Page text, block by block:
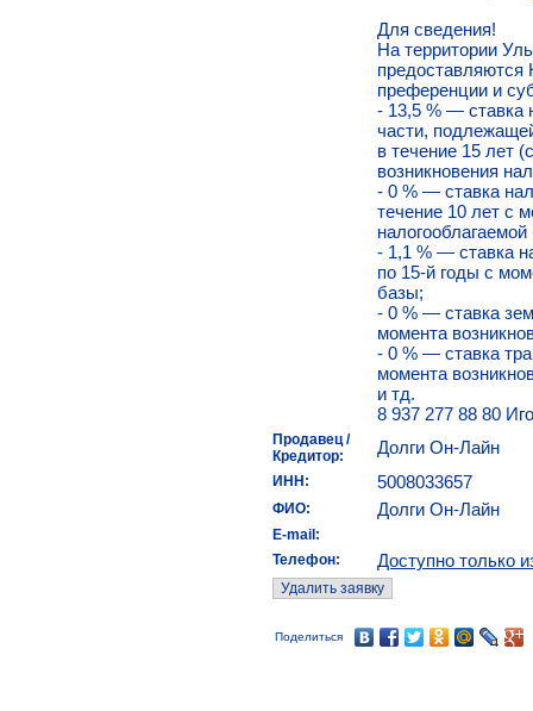
Для сведения!
На территории
предоставляются
преференции и
- 13,5 % — ставка
части,
в течение 15 лет
возникновения
- 0 % — ставка
течение 10 лет с
- 1,1 % — ставка
по 15-й годы с
базы;
- 0 % — ставка
момента
- 0 % — ставка
момента
и тд.
8 937 277 88 80
Продавец /
Кредитор:
Долги Он-Лайн
ИНН: 5008033657
ФИО: Долги Он-Лайн
E-mail:
Телефон:
Доступно только
Поделиться